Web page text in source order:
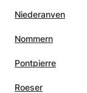
Niederanven
Nommern
Pontpierre
Roeser